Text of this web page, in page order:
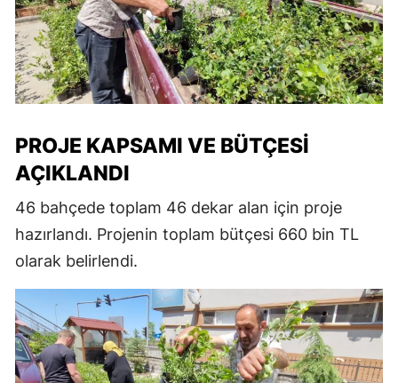
PROJE KAPSAMI VE BÜTÇESI
AÇIKLANDI
46 bahçede toplam 46 dekar alan için proje
hazırlandı. Projenin toplam bütçesi 660 bin TL
olarak belirlendi.